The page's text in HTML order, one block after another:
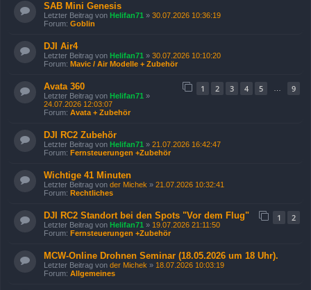
SAB Mini Genesis
Letzter Beitrag von Helifan71 » 30.07.2026 10:36:19
Forum: Goblin
DJI Air4
Letzter Beitrag von Helifan71 » 30.07.2026 10:10:20
Forum: Mavic / Air Modelle + Zubehör
Avata 360 1 2 3 4 5 9
Letzter Beitrag von Helifan71 »
24.07.2026 12:03:07
Forum: Avata + Zubehör
DJI RC2 Zubehör
Letzter Beitrag von Helifan71 » 21.07.2026 16:42:47
Forum: Fernsteuerungen +Zubehör
Wichtige 41 Minuten
Letzter Beitrag von der Michek » 21.07.2026 10:32:41
Forum: Rechtliches
DJI RC2 Standort bei den Spots "Vor dem Flug" 1 2
Letzter Beitrag von Helifan71 » 19.07.2026 21:11:50
Forum: Fernsteuerungen +Zubehör
MCW-Online Drohnen Seminar (18.05.2026 um 18 Uhr).
Letzter Beitrag von der Michek » 18.07.2026 10:03:19
Forum: Allgemeines